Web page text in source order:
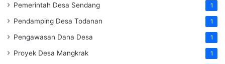
Pemerintah Desa Sendang 1
Pendamping Desa Todanan 1
Pengawasan Dana Desa 1
Proyek Desa Mangkrak 1